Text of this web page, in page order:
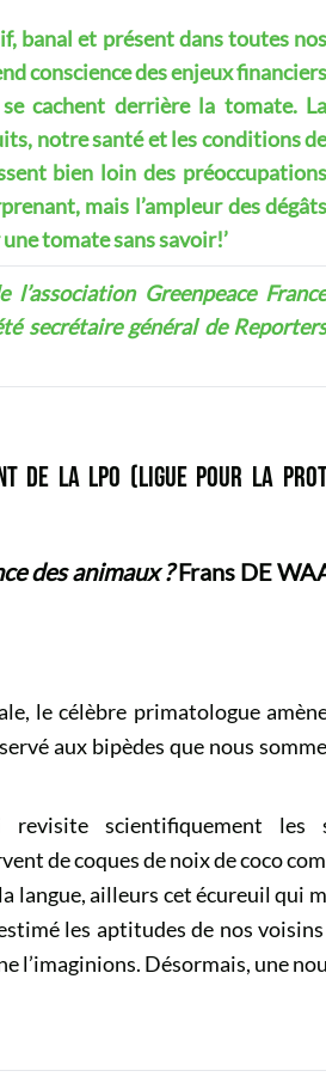
banal et présent dans toutes nos
conscience des enjeux financiers
cachent derrière la tomate. La
notre santé et les conditions
bien loin des préoccupations
mais l’ampleur des dégâts
tomate sans savoir!’
Greenpeace
secrétaire général de
DE LA LPO (LIGUE POUR LA
des animaux ?Frans DE
le célèbre primatologue
aux bipèdes que nous
scientifiquement les
de coques de noix de coco
langue, ailleurs cet écureuil qui
les aptitudes de nos
l’imaginions. Désormais, une